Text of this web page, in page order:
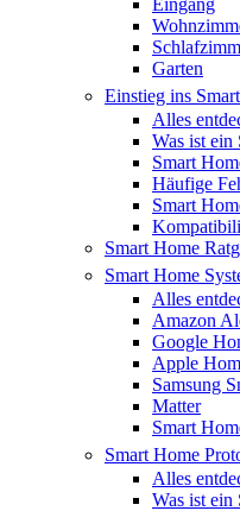
Eingang
Garten
Einstieg ins
Alles
Was ist ein
Smart
Häufige
Smart
Smart Home
Smart Home
Alles
Amazon
Google
Apple
Samsung
Matter
Smart
Smart Home
Alles
Was ist ein